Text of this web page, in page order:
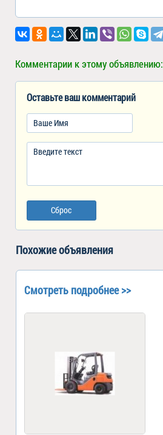
Комментарии к этому объявлению:
Оставьте ваш комментарий
Сброс
Похожие объявления
Смотреть подробнее >>